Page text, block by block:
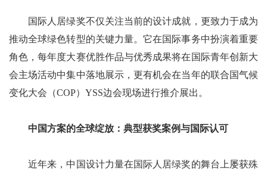
国际人居绿奖不仅关注当前的设计成就，更致力于成为
推动全球绿色转型的关键力量。它在国际事务中扮演着重要
角色，每年度大赛优胜作品与优秀成果将在国际青年创新大
会主场活动中集中落地展示，更有机会在当年的联合国气候
变化大会（COP）YSS边会现场进行推介展出。
中国方案的全球绽放：典型获奖案例与国际认可
近年来，中国设计力量在国际人居绿奖的舞台上屡获殊